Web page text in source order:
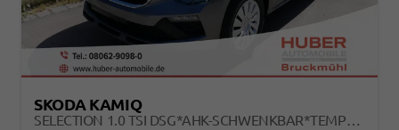
SKODA KAMIQ
SELECTION 1.0 TSI DSG*AHK-SCHWENKBAR*TEMPOMAT*PDC-HINTEN*KEYLESS-GO*SHZ*